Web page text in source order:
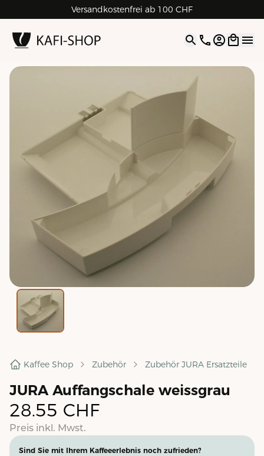
Versandkostenfrei ab 100 CHF
4.9| 5.0 Google
Open
Kaffee Shop Zubehör Zubehör JURA Ersatzteile
JURA Auffangschale weissgrau
28.55 CHF
Preis inkl. Mwst.
Sind Sie mit Ihrem Kaffeeerlebnis noch zufrieden?